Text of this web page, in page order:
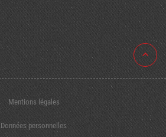
Mentions légales
Données personnelles